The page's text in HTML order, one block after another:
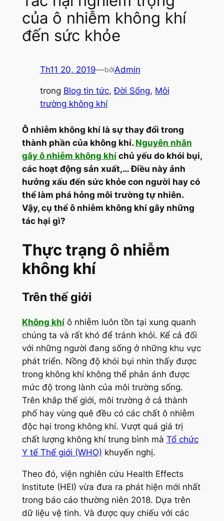
của ô nhiễm không khí
đến sức khỏe
Th11 20, 2019—bởiAdmin
trong Blog tin tức, Đời Sống, Môi
trường không khí
Ô nhiễm không khí là sự thay đổi trong
thành phần của không khí. Nguyên nhân
gây ô nhiễm không khíchủ yếu do khói bụi,
các hoạt động sản xuất,… Điều này ảnh
hưởng xấu đến sức khỏe con người hay có
thể làm phá hỏng môi trường tự nhiên.
Vậy, cụ thể ô nhiễm không khí gây những
tác hại gì?
Thực trạng ô nhiễm
không khí
Trên thế giới
Không khíô nhiễm luôn tồn tại xung quanh
chúng ta và rất khó để tránh khỏi. Kể cả đối
với những người đang sống ở những khu vực
phát triển. Nồng độ khói bụi nhìn thấy được
trong không khí không thể phản ánh được
mức độ trong lành của môi trường sống.
Trên khắp thế giới, môi trường ở cả thành
phố hay vùng quê đều có các chất ô nhiễm
độc hại trong không khí. Vượt quá giá trị
chất lượng không khí trung bình mà Tổ chức
Y tế Thế giới (WHO) khuyến nghị.
Theo đó, viện nghiên cứu Health Effects
Institute (HEI) vừa đưa ra phát hiện mới nhất
trong báo cáo thường niên 2018. Dựa trên
dữ liệu vệ tinh. Và được quy chiếu với các